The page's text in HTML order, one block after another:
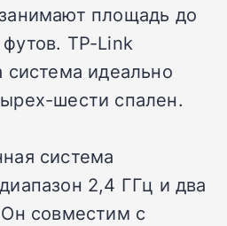
площадь до
TP-Link
система идеально
шести спален.
система
2,4 ГГц и два
совместим с